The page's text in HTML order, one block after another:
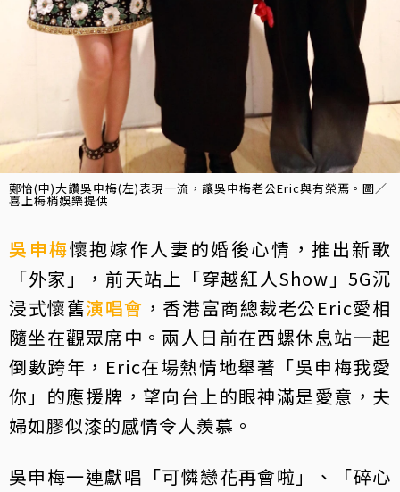
鄭怡(中)大讚吳申梅(左)表現一流，讓吳申梅老公Eric與有榮焉。圖／
喜上梅梢娛樂提供
吳申梅懷抱嫁作人妻的婚後心情，推出新歌
「外家」，前天站上「穿越紅人Show」5G沉
浸式懷舊演唱會 ，香港富商總裁老公Eric愛相
隨坐在觀眾席中。兩人日前在西螺休息站一起
倒數跨年，Eric在場熱情地舉著「吳申梅我愛
你」的應援牌，望向台上的眼神滿是愛意，夫
婦如膠似漆的感情令人羨慕。
吳申梅一連獻唱「可憐戀花再會啦」、「碎心